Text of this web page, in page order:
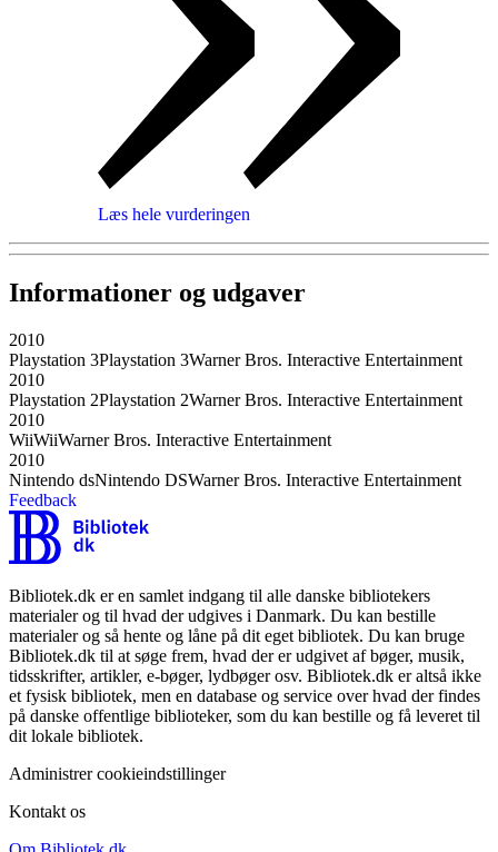
Læs hele vurderingen
Informationer og udgaver
2010
Playstation 3Playstation 3Warner Bros. Interactive Entertainment
2010
Playstation 2Playstation 2Warner Bros. Interactive Entertainment
2010
WiiWiiWarner Bros. Interactive Entertainment
2010
Nintendo dsNintendo DSWarner Bros. Interactive Entertainment
Feedback
Bibliotek.dk er en samlet indgang til alle danske bibliotekers
materialer og til hvad der udgives i Danmark. Du kan bestille
materialer og så hente og låne på dit eget bibliotek. Du kan bruge
Bibliotek.dk til at søge frem, hvad der er udgivet af bøger, musik,
tidsskrifter, artikler, e-bøger, lydbøger osv. Bibliotek.dk er altså ikke
et fysisk bibliotek, men en database og service over hvad der findes
på danske offentlige biblioteker, som du kan bestille og få leveret til
dit lokale bibliotek.
Administrer cookieindstillinger
Kontakt os